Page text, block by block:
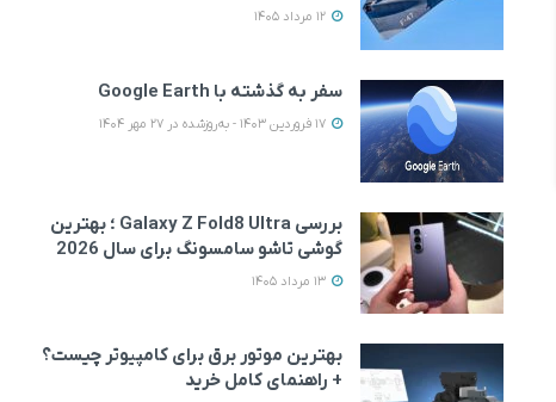
سفر به گذشته با Google Earth
بررسی Galaxy Z Fold8 Ultra ؛ بهترین
گوشی تاشو سامسونگ برای سال 2026
بهترین موتور برق برای کامپیوتر چیست؟
+ راهنمای کامل خرید